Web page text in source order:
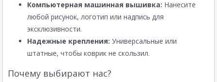
Компьютерная машинная вышивка: Нанесите
любой рисунок, логотип или надпись для
эксклюзивности.
Надежные крепления: Универсальные или
штатные, чтобы коврик не скользил.
Почему выбирают нас?